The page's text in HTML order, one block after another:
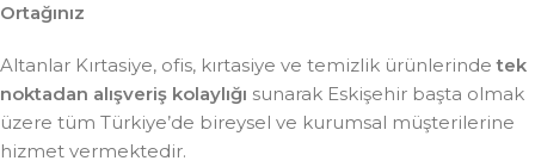
Ortağınız
Altanlar Kırtasiye, ofis, kırtasiye ve temizlik ürünlerindetek
noktadan alışveriş kolaylığı sunarak Eskişehir başta olmak
üzere tüm Türkiye’de bireysel ve kurumsal müşterilerine
hizmet vermektedir.